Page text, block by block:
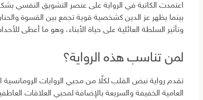
اعتمدت الكاتبة في الرواية على عنصر التشويق النفسي
بينما يظهر عز الدين كشخصية قوية تجمع بين القسوة
وتأثير السلطة العائلية على حياة الأبناء، وهو ما أعطى
لمن تناسب هذه الرواية؟
تقدم رواية نبض القلب لكلًا من محبي الروايات
العامية الخفيفة والسريعة بالإضافة لمحبي العلاقات